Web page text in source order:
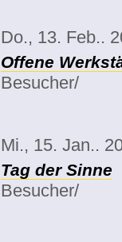
Do., 13. Feb..
Offene
Besucher/
Mi., 15. Jan..
Tag der Sinne
Besucher/